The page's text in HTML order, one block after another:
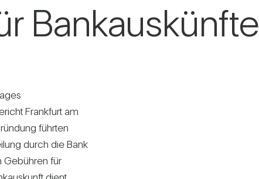
Bank­aus­künfte
Frank­furt am
führten
durch die Bank
Gebühren für